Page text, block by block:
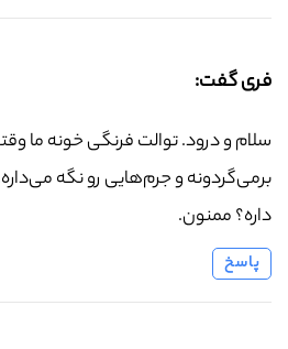
فری گفت:
سلام و درود. توالت فرنگی خونه ما
برمی‌گردونه و جرم‌هایی رو نگه
داره؟ ممنون.
پاسخ